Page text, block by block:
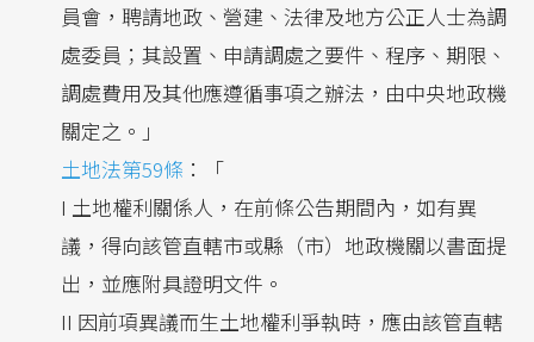
員會，聘請地政、營建、法律及地方公正人士為調
處委員；其設置、申請調處之要件、程序、期限、
調處費用及其他應遵循事項之辦法，由中央地政機
關定之。」
土地法第59條 ：「
I 土地權利關係人，在前條公告期間內，如有異
議，得向該管直轄市或縣（市）地政機關以書面提
出，並應附具證明文件。
II 因前項異議而生土地權利爭執時，應由該管直轄